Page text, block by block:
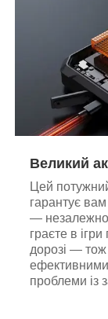
Великий
Цей
гарантує
— незалежно
граєте в
дорозі —
проблеми із